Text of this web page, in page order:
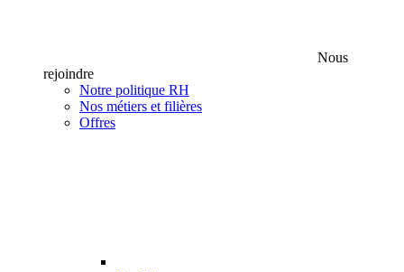
Nous
rejoindre
Notre politique RH
Nos métiers et filières
Offres